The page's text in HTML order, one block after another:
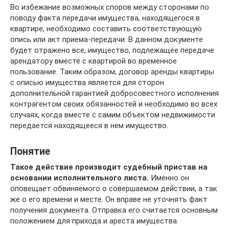
Во избежание возможных споров между сторонами по
поводу факта передачи имущества, находящегося в
квартире, необходимо составить соответствующую
опись или акт приема-передачи. В данном документе
будет отражено все, имущество, подлежащее передаче
арендатору вместе с квартирой во временное
пользование. Таким образом, договор аренды квартиры
с описью имущества является для сторон
дополнительной гарантией добросовестного исполнения
контрагентом своих обязанностей и необходимо во всех
случаях, когда вместе с самим объектом недвижимости
передается находящееся в нем имущество.
Понятие
Такое действие производит судебный пристав на
основании исполнительного листа. Именно он
оповещает обвиняемого о совершаемом действии, а так
же о его времени и месте. Он вправе не уточнять факт
получения документа. Отправка его считается основным
положением для прихода и ареста имущества.